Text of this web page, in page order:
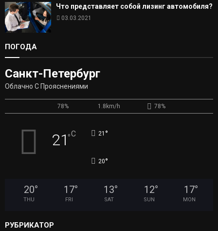
Что представляет собой лизинг автомобиля?
03.03.2021
ПОГОДА
Санкт-Петербург
Облачно С Прояснениями
78% 1.8km/h 78%
21°C 21 °
20°
20°
THU
17°
FRI
13°
SAT
12°
SUN
17°
MON
РУБРИКАТОР